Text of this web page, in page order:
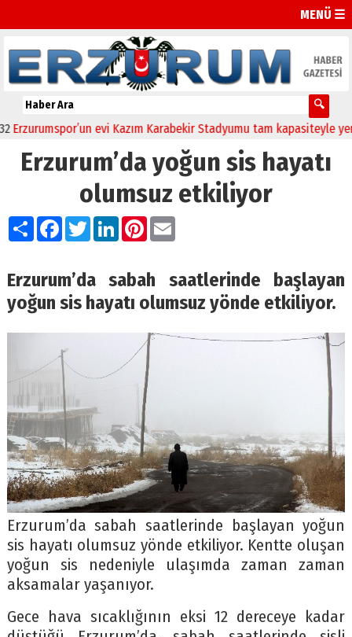
MENÜ ☰
evi Kazım Karabekir Stadyumu tam kapasiteyle
Erzurum’da yoğun sis hayatı
olumsuz etkiliyor
PaylaşFacebook
TwitterLinkedIn
Pinterest
Email
Erzurum’da sabah saatlerinde başlayan
yoğun sis hayatı olumsuz yönde etkiliyor.
Erzurum’da sabah saatlerinde başlayan yoğun
sis hayatı olumsuz yönde etkiliyor. Kentte oluşan
yoğun sis nedeniyle ulaşımda zaman zaman
aksamalar yaşanıyor.
Gece hava sıcaklığının eksi 12 dereceye kadar